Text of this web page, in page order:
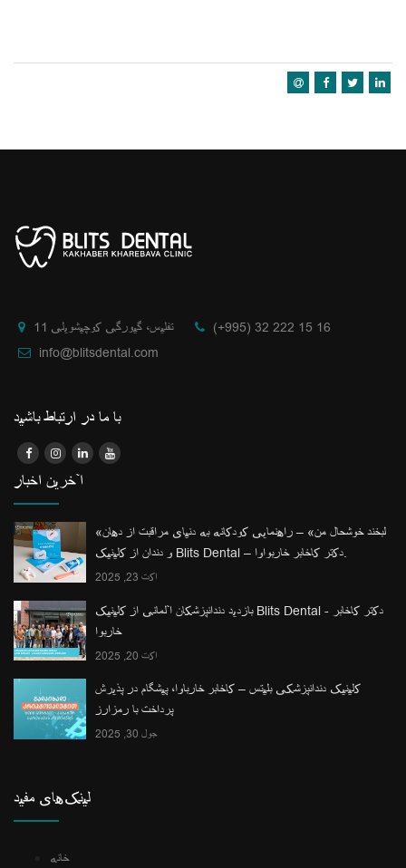
تفلیس، گیورگی کوچیشویلی 11
(+995) 32 222 15 16
info@blitsdental.com
با ما در ارتباط باشید
آخرین اخبار
«لبخند خوشحال من» – راهنمایی کودکانه به دنیای مراقبت از دهان
و دندان از کلینیک Blits Dental – دکتر کاخابر خاربواوا.
اکت 23, 2025
بازدید دندانپزشکان آلمانی از کلینیک Blits Dental - دکتر کاخابر
خاربوا
اکت 20, 2025
کلینیک دندانپزشکی بلیتس – کاخابر خارباوا، پیشگام در پذیرش
پرداخت با رمزارز
جول 30, 2025
لینک‌های مفید
خانه